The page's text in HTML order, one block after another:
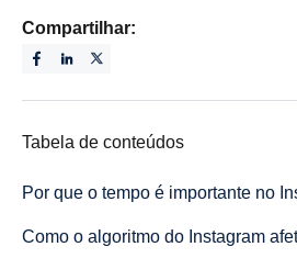
Compartilhar:
Tabela de conteúdos
Por que o tempo é importante no
Como o algoritmo do Instagram